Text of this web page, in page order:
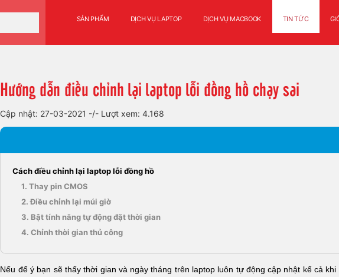
SẢN PHẨM DỊCH VỤ LAPTOP DỊCH VỤ MACBOOK TIN TỨC
Hướng dẫn điều chỉnh lại laptop lỗi đồng hồ chạy sai
Cập nhật: 27-03-2021 -/- Lượt xem: 4.168
Cách điều chỉnh lại laptop lỗi đồng hồ
1. Thay pin CMOS
2. Điều chỉnh lại múi giờ
3. Bật tính năng tự động đặt thời gian
4. Chỉnh thời gian thủ công
Nếu để ý bạn sẽ thấy thời gian và ngày tháng trên laptop luôn tự động cập nhật kể cả